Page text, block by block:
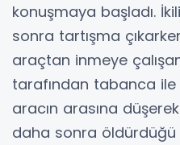
konuşmaya başladı.
sonra tartışma
araçtan inmeye çalışan
tarafından tabanca ile
aracın arasına
daha sonra öldürdüğü